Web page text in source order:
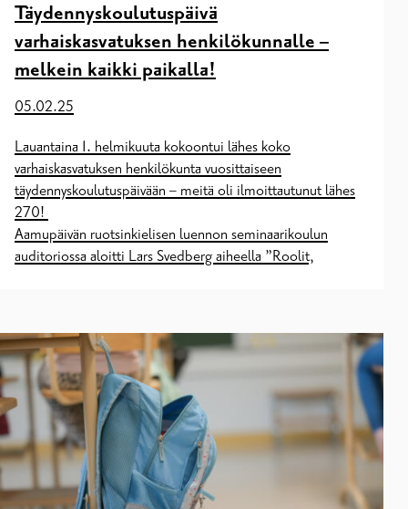
Täydennyskoulutuspäivä
varhaiskasvatuksen henkilökunnalle –
melkein kaikki paikalla!
05.02.25
Lauantaina 1. helmikuuta kokoontui lähes koko
varhaiskasvatuksen henkilökunta vuosittaiseen
täydennyskoulutuspäivään – meitä oli ilmoittautunut lähes
270!
Aamupäivän ruotsinkielisen luennon seminaarikoulun
auditoriossa aloitti Lars Svedberg aiheella ”Roolit,